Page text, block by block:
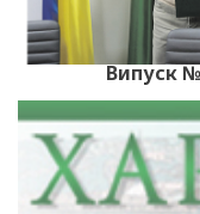
Випуск №